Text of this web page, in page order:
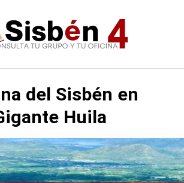
del Sisbén en
Huila